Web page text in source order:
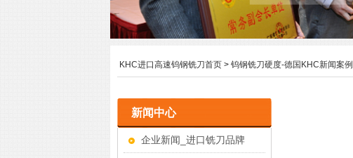
KHC进口高速钨钢铣刀首页 > 钨钢铣刀硬度-德国KHC新闻案例
新闻中心
企业新闻_进口铣刀品牌